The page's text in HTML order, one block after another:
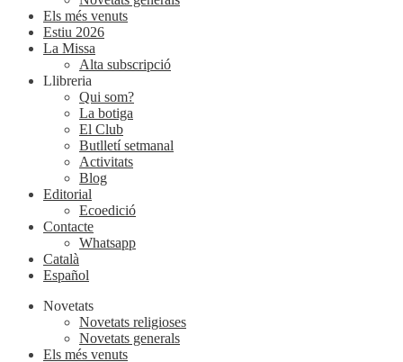
Els més venuts
Estiu 2026
La Missa
Alta subscripció
Llibreria
Qui som?
La botiga
El Club
Butlletí setmanal
Activitats
Blog
Editorial
Ecoedició
Contacte
Whatsapp
Català
Español
Novetats
Novetats religioses
Novetats generals
Els més venuts